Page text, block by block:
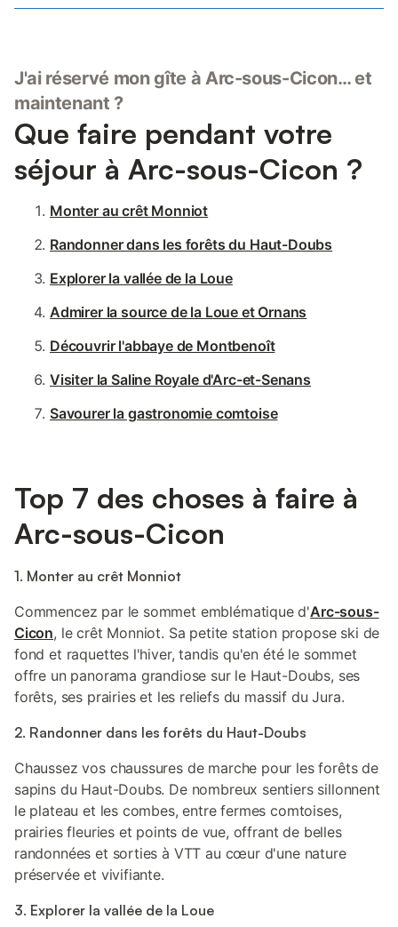
J'ai réservé mon gîte à Arc-sous-Cicon… et
maintenant ?
Que faire pendant votre
séjour à Arc-sous-Cicon ?
Monter au crêt Monniot
Randonner dans les forêts du Haut-Doubs
Explorer la vallée de la Loue
Admirer la source de la Loue et Ornans
Découvrir l'abbaye de Montbenoît
Visiter la Saline Royale d'Arc-et-Senans
Savourer la gastronomie comtoise
Top 7 des choses à faire à
Arc-sous-Cicon
1. Monter au crêt Monniot
Commencez par le sommet emblématique d'Arc-sous-
Cicon, le crêt Monniot. Sa petite station propose ski de
fond et raquettes l'hiver, tandis qu'en été le sommet
offre un panorama grandiose sur le Haut-Doubs, ses
forêts, ses prairies et les reliefs du massif du Jura.
2. Randonner dans les forêts du Haut-Doubs
Chaussez vos chaussures de marche pour les forêts de
sapins du Haut-Doubs. De nombreux sentiers sillonnent
le plateau et les combes, entre fermes comtoises,
prairies fleuries et points de vue, offrant de belles
randonnées et sorties à VTT au cœur d'une nature
préservée et vivifiante.
3. Explorer la vallée de la Loue